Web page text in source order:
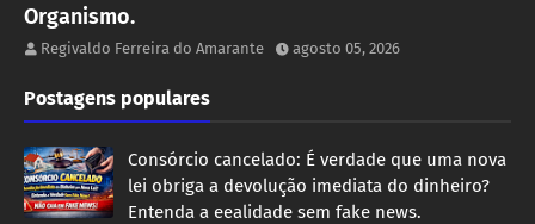
Organismo.
Regivaldo Ferreira do Amarante agosto 05, 2026
Postagens populares
Consórcio cancelado: É verdade que uma nova
lei obriga a devolução imediata do dinheiro?
Entenda a eealidade sem fake news.